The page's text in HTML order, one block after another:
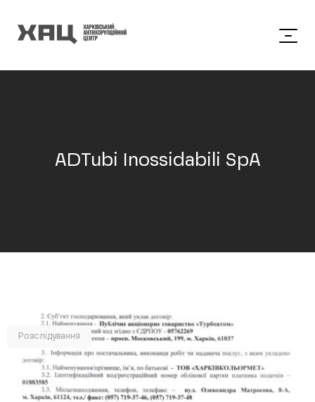
ADTubi Inossidabili SpA
Розслідування